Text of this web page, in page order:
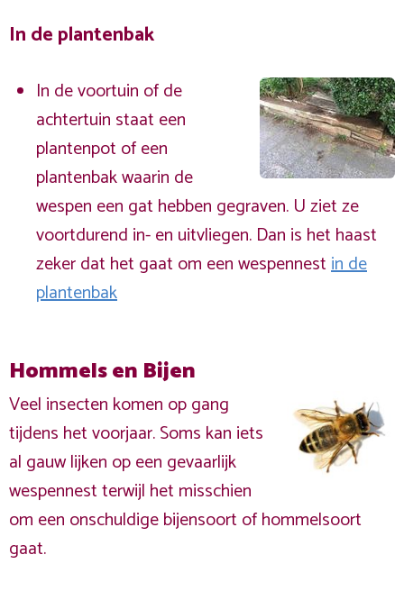
In de plantenbak
In de voortuin of de
achtertuin staat een
plantenpot of een
plantenbak waarin de
wespen een gat hebben gegraven. U ziet ze
voortdurend in- en uitvliegen. Dan is het haast
zeker dat het gaat om een wespennestin de
plantenbak
Hommels en Bijen
Veel insecten komen op gang
tijdens het voorjaar. Soms kan iets
al gauw lijken op een gevaarlijk
wespennest terwijl het misschien
om een onschuldige bijensoort of hommelsoort
gaat.